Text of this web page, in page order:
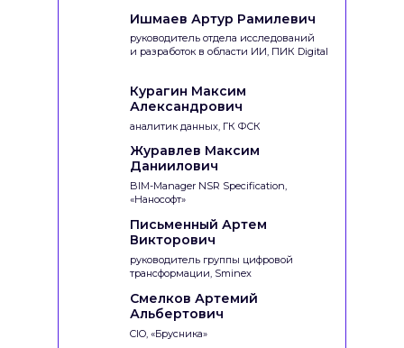
Ишмаев Артур Рамилевич
руководитель отдела исследований
и разработок в области ИИ, ПИК Digital
Курагин Максим
Александрович
аналитик данных, ГК ФСК
Журавлев Максим
Даниилович
BIM-Manager NSR Specification,
«Нанософт»
Письменный Артем
Викторович
руководитель группы цифровой
трансформации, Sminex
Смелков Артемий
Альбертович
CIO, «Брусника»